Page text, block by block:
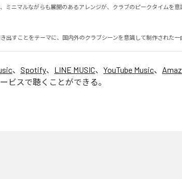
ミニマルながらも展開のあるアレンジが、クラブのピークタイムを意
出すことをテーマに、国内外のクラブシーンを意識して制作された一
、 Spotify、 LINE MUSIC、 YouTube Music、
ビスで聴くことができる。